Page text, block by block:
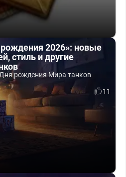
2026»: новые
стиль и другие
рождения Мира танков
11